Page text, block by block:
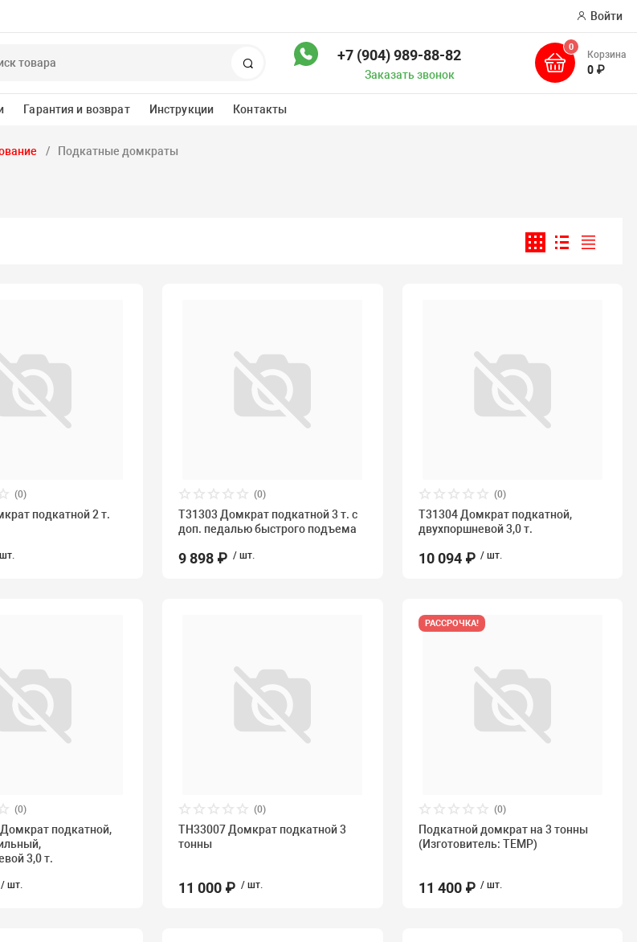
Войти
Поиск +7 (904) 989-88-82
Заказать звонок
0
Корзина
0 ₽
Гарантия и возврат Инструкции Контакты
Подкатные домкраты
(0)
подкатной 2 т.
(0)
T31303 Домкрат подкатной 3 т. с
доп. педалью быстрого подъема
9 898 ₽ / шт.
(0)
T31304 Домкрат подкатной,
двухпоршневой 3,0 т.
10 094 ₽ / шт.
(0)
подкатной,
3,0 т.
/ шт.
(0)
TH33007 Домкрат подкатной 3
тонны
11 000 ₽ / шт.
РАССРОЧКА!
(0)
Подкатной домкрат на 3 тонны
(Изготовитель: TEMP)
11 400 ₽ / шт.